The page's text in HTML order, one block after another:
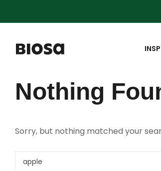
Nothing
Sorry, but nothing matched your